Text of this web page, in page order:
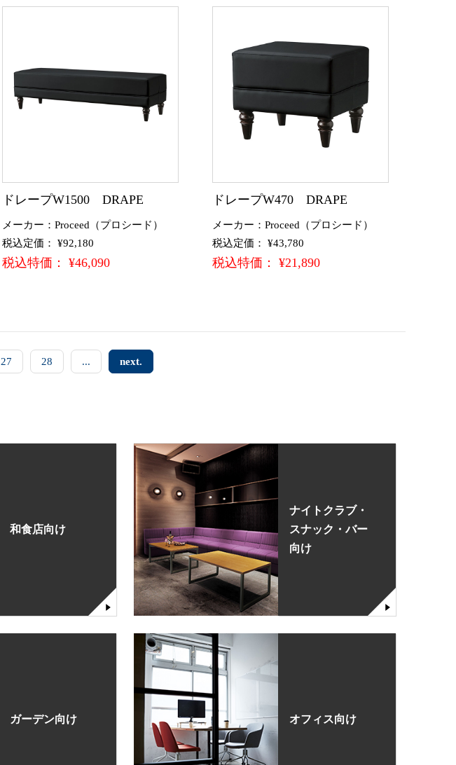
ドレープW1500 DRAPE
メーカー：Proceed（プロシード）
税込定価： ¥92,180
税込特価： ¥46,090
ドレープW470 DRAPE
メーカー：Proceed（プロシード）
税込定価： ¥43,780
税込特価： ¥21,890
27 28 ... next.
和食店向け
ナイトクラブ・
スナック・バー
向け
ガーデン向け オフィス向け